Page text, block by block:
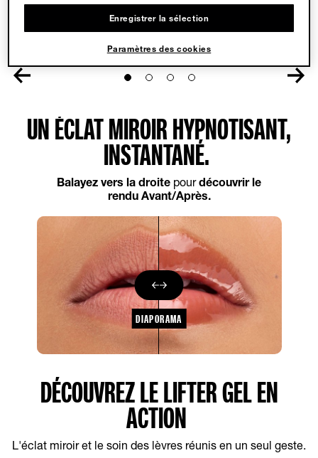
Slide 1Slide 2Slide 3Slide 4
UN ÉCLAT MIROIR HYPNOTISANT,
INSTANTANÉ.
Balayez vers la droite pourdécouvrir le
rendu Avant/Après.
DIAPORAMA
DÉCOUVREZ LE LIFTER GEL EN
ACTION
L'éclat miroir et le soin des lèvres réunis en un seul geste.
Enregistrer la sélection
Paramètres des cookies